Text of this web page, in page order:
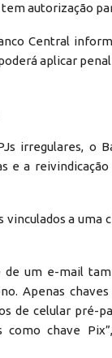
tem autorização
Central
aplicar
irregulares, o
e a reivindicação
a uma
de um e-mail
Apenas
de celular pré-
como chave